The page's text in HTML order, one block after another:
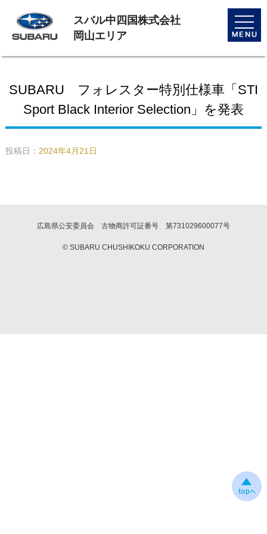
toggle
スバル中四国株式会社
岡山エリア
SUBARU フォレスター特別仕様車「STI
Sport Black Interior Selection」を発表
投稿日： 2024年4月21日
広島県公安委員会 古物商許可証番号 第731029600077号
© SUBARU CHUSHIKOKU CORPORATION